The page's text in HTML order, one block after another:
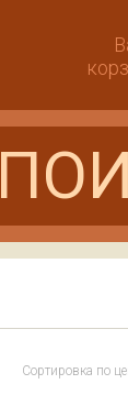
Сортировка по